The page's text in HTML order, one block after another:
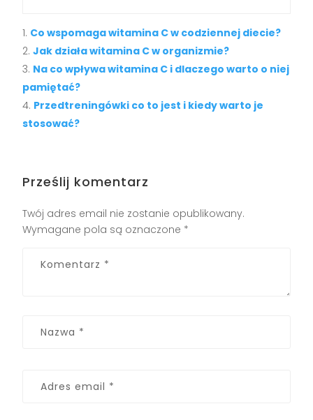
Co wspomaga witamina C w codziennej diecie?
Jak działa witamina C w organizmie?
Na co wpływa witamina C i dlaczego warto o niej
pamiętać?
Przedtreningówki co to jest i kiedy warto je
stosować?
Prześlij komentarz
Twój adres email nie zostanie opublikowany.
Wymagane pola są oznaczone *